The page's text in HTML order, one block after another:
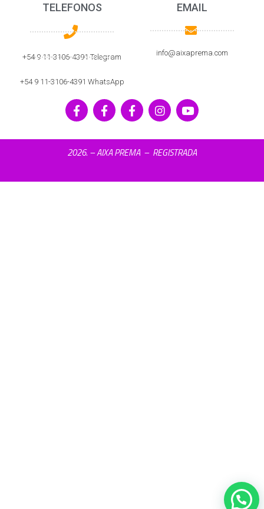
TELEFONOS
+54 9 11-3106-4391 Telegram
+54 9 11-3106-4391 WhatsApp
EMAIL
info@aixaprema.com
2026.– AIXA PREMA – REGISTRADA